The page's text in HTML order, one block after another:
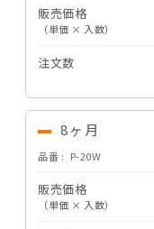
販売価格
（単価 × 入数）
注文数
8ヶ月
品番 P-20W
販売価格
（単価 × 入数）